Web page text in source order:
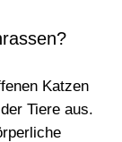
Katzen
Tiere aus.